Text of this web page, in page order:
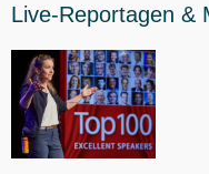
Live-Reportagen &